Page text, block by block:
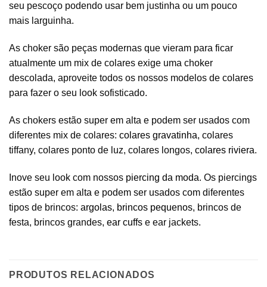
seu pescoço podendo usar bem justinha ou um pouco
mais larguinha.
As choker são peças modernas que vieram para ficar
atualmente um mix de colares exige uma choker
descolada, aproveite todos os nossos modelos de colares
para fazer o seu look sofisticado.
As chokers estão super em alta e podem ser usados com
diferentes mix de colares: colares gravatinha, colares
tiffany, colares ponto de luz, colares longos, colares riviera.
Inove seu look com nossos piercing da moda. Os piercings
estão super em alta e podem ser usados com diferentes
tipos de brincos: argolas, brincos pequenos, brincos de
festa, brincos grandes, ear cuffs e ear jackets.
PRODUTOS RELACIONADOS